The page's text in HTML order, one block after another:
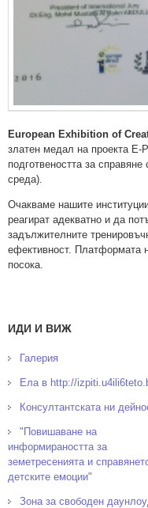
European Exhibition of
златен медал на проекта Е-
подготвеността за
среда).
Очакваме нашите
реагират адекватно и да
задължителните
ефективност. Платформата
посока.
ИДИ И ВИЖ
Галерия
Ела в http://
Консултантската ни
"Повишаване на
информираността за
земетресенията и
детските емоции"
Зона за свободен